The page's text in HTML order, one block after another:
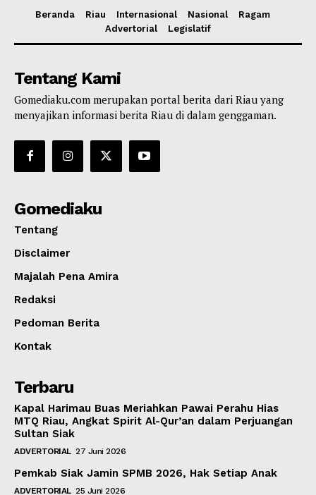
Beranda Riau Internasional Nasional
Ragam
Advertorial
Legislatif
Tentang Kami
Gomediaku.com merupakan portal berita dari Riau yang
menyajikan informasi berita Riau di dalam genggaman.
Gomediaku
Tentang
Disclaimer
Majalah Pena Amira
Redaksi
Pedoman Berita
Kontak
Terbaru
Kapal Harimau Buas Meriahkan Pawai Perahu Hias
MTQ Riau, Angkat Spirit Al-Qur’an dalam Perjuangan
Sultan Siak
ADVERTORIAL 27 Juni 2026
Pemkab Siak Jamin SPMB 2026, Hak Setiap Anak
ADVERTORIAL 25 Juni 2026